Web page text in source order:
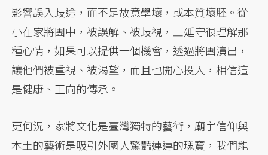
影響誤入歧途，而不是故意學壞，或本質壞胚。從
小在家將團中，被誤解、被歧視，王延守很理解那
種心情，如果可以提供一個機會，透過將團演出，
讓他們被重視、被渴望，而且也開心投入，相信這
是健康、正向的傳承。
更何況，家將文化是臺灣獨特的藝術，廟宇信仰與
本土的藝術是吸引外國人驚豔連連的瑰寶，我們能